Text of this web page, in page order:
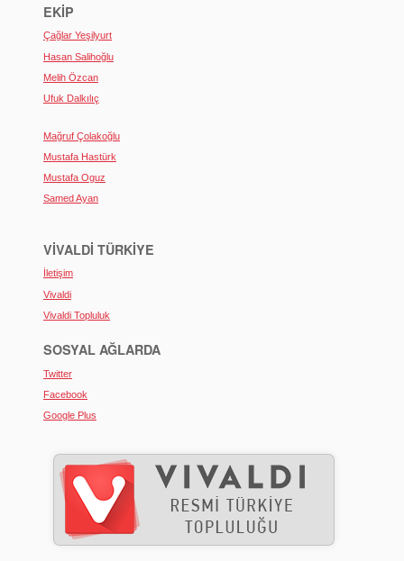
EKIP
Çağlar Yeşilyurt
Hasan Salihoğlu
Melih Özcan
Ufuk Dalkılıç
Mağruf Çolakoğlu
Mustafa Hastürk
Mustafa Oguz
Samed Ayan
VIVALDI TÜRKIYE
İletişim
Vivaldi
Vivaldi Topluluk
SOSYAL AĞLARDA
Twitter
Facebook
Google Plus